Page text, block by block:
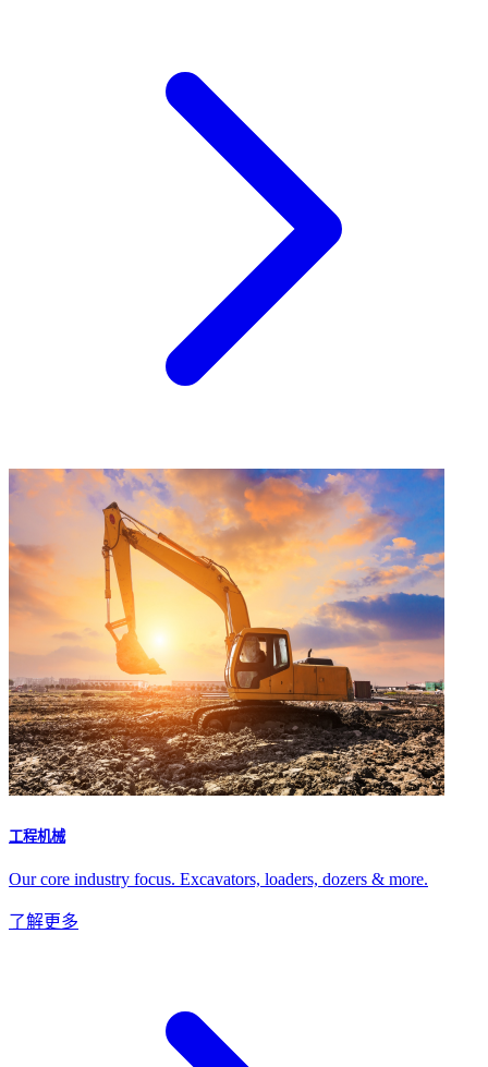
工程机械
Our core industry focus. Excavators, loaders, dozers & more.
了解更多